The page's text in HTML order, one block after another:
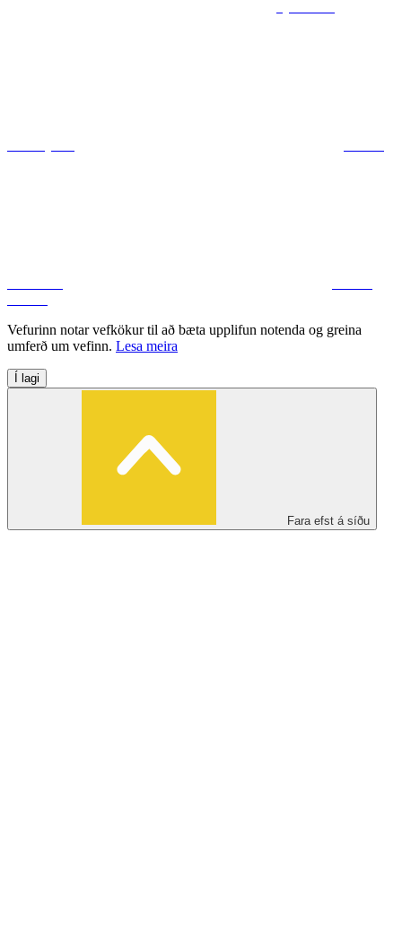
Vefurinn notar vefkökur til að bæta upplifun notenda og greina
umferð um vefinn. Lesa meira
Í lagi
Fara efst á síðu